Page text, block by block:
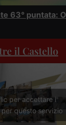
63° puntata:
il Castello
per accettare i
per questo servizio